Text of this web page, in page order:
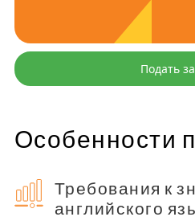
Подать
Особенности
Требования к
английского